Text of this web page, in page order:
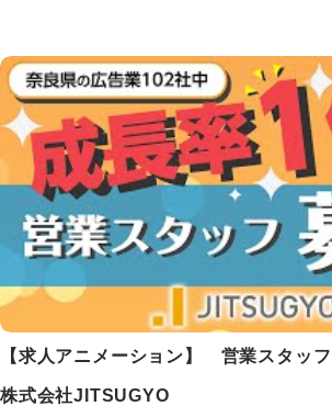
【求人アニメーション】 営業スタッフ
株式会社JITSUGYO